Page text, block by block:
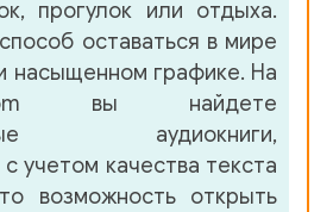
прогулок или отдыха.
оставаться в мире
насыщенном графике. На
вы найдете
аудиокниги,
учетом качества текста
возможность открыть